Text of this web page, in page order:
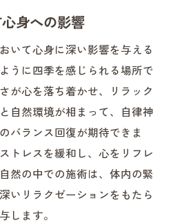
たらす心身の変化
与える影響とは
放：整体の成功事例
の自律神経の変化を考察
す長野県の整体で健康的な
か
自然治癒力を高める理由
康的なライフスタイル
身への影響
いて心身に深い影響を与える
うに四季を感じられる場所で
が心を落ち着かせ、リラック
自然環境が相まって、自律神
バランス回復が期待できま
トレスを緩和し、心をリフレ
然の中での施術は、体内の緊
いリラクゼーションをもたら
します。